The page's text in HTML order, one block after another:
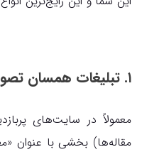
۱. تبلیغات همسان تصویری
معمولاً در سایت‌های
مقاله‌ها) بخشی با عنوان